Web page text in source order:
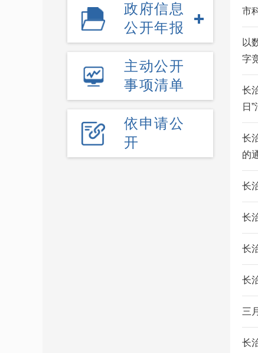
政府信息
公开年报
主动公开
事项清单
依申请公
开
市
以
字
长
日
长
的
长
长
长
长
三
长